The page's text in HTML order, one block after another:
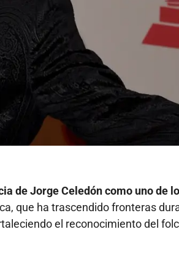
de Jorge Celedón como uno de
que ha trascendido fronteras
el reconocimiento del